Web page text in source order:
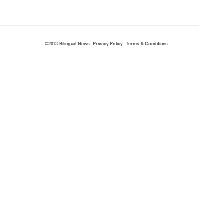
©2013 Bilingual News Privacy Policy Terms & Conditions